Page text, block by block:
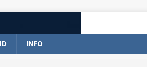
INFO